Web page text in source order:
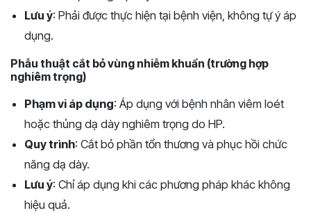
Lưu ý: Phải được thực hiện tại bệnh viện, không tự ý áp
dụng.
Phẫu thuật cắt bỏ vùng nhiễm khuẩn (trường hợp
nghiêm trọng)
Phạm vi áp dụng: Áp dụng với bệnh nhân viêm loét
hoặc thủng dạ dày nghiêm trọng do HP.
Quy trình: Cắt bỏ phần tổn thương và phục hồi chức
năng dạ dày.
Lưu ý: Chỉ áp dụng khi các phương pháp khác không
hiệu quả.